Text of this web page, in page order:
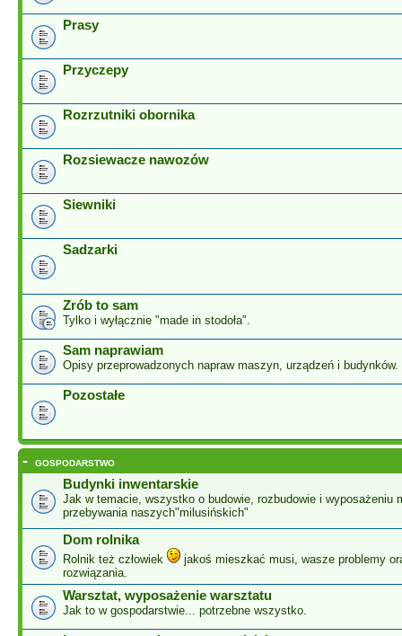
Prasy
Przyczepy
Rozrzutniki obornika
Rozsiewacze nawozów
Siewniki
Sadzarki
Zrób to sam
Tylko i wyłącznie "made in stodoła".
Sam naprawiam
Opisy przeprowadzonych napraw maszyn, urządzeń i budynków.
Pozostałe
- GOSPODARSTWO
Budynki inwentarskie
Jak w temacie, wszystko o budowie, rozbudowie i wyposażeniu
przebywania naszych"milusińskich"
Dom rolnika
Rolnik też człowiek
jakoś mieszkać musi, wasze problemy
rozwiązania.
Warsztat, wyposażenie warsztatu
Jak to w gospodarstwie... potrzebne wszystko.